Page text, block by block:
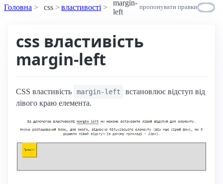
Головна css властивості
margin-
left
пропонувати правки
css властивість
margin-left
CSS властивість margin-left
встановлює відступ від
лівого краю елемента.